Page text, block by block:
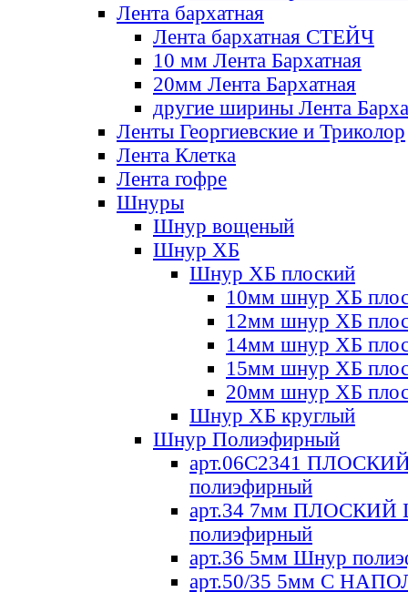
Лента бархатная
Лента бархатная СТЕЙЧ
10 мм Лента Бархатная
20мм Лента Бархатная
другие ширины Лента
Ленты Георгиевские и Триколор
Лента Клетка
Лента гофре
Шнуры
Шнур вощеный
Шнур ХБ
Шнур ХБ плоский
10мм шнур ХБ
12мм шнур ХБ
14мм шнур ХБ
15мм шнур ХБ
20мм шнур ХБ
Шнур ХБ круглый
Шнур Полиэфирный
арт.06С2341
полиэфирный
арт.34 7мм ПЛОСКИЙ
полиэфирный
арт.36 5мм Шнур
арт.50/35 5мм С